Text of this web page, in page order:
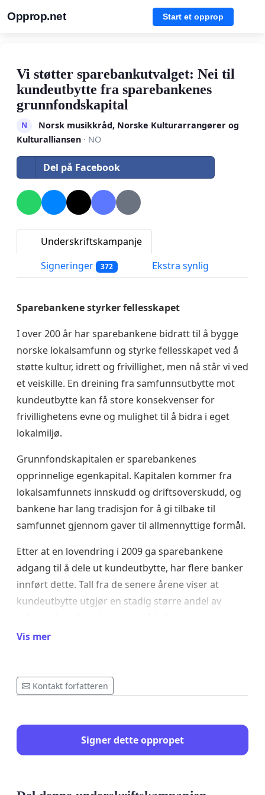
Opprop.net Start et opprop
Vi støtter sparebankutvalget: Nei til
kundeutbytte fra sparebankenes
grunnfondskapital
N
Norsk musikkråd, Norske Kulturarrangører og
Kulturalliansen · NO
Del på Facebook
Underskriftskampanje
Signeringer
372 Ekstra synlig
Sparebankene styrker fellesskapet
I over 200 år har sparebankene bidratt til å bygge
norske lokalsamfunn og styrke fellesskapet ved å
støtte kultur, idrett og frivillighet, men nå står vi ved
et veiskille. En dreining fra samfunnsutbytte mot
kundeutbytte kan få store konsekvenser for
frivillighetens evne og mulighet til å bidra i eget
lokalmiljø.
Grunnfondskapitalen er sparebankenes
opprinnelige egenkapital. Kapitalen kommer fra
lokalsamfunnets innskudd og driftsoverskudd, og
bankene har lang tradisjon for å gi tilbake til
samfunnet gjennom gaver til allmennyttige formål.
Etter at en lovendring i 2009 ga sparebankene
adgang til å dele ut kundeutbytte, har flere banker
innført dette. Tall fra de senere årene viser at
kundeutbytte utgjør en stadig større andel av
andelen som deles ut i gaver.
Én krone til frivilligheten gir tre kroner tilbake til
Ifølge rapporten «Samfunnsøkonomisk verdi av
sparebanknæringens bidrag til allmennyttige
Vis mer
Kontakt forfatteren
Signer dette oppropet